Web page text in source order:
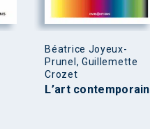
Béatrice Joyeux-
Prunel, Guillemette
Crozet
L’art contemporain